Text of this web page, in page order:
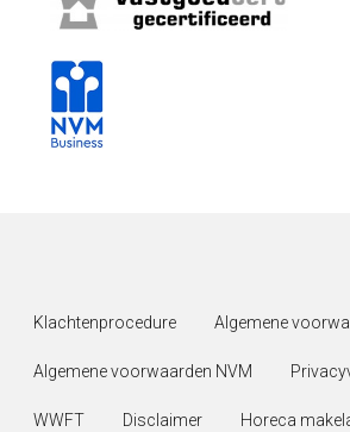
Klachtenprocedure Algemene
Algemene voorwaarden NVM
WWFT Disclaimer Horeca